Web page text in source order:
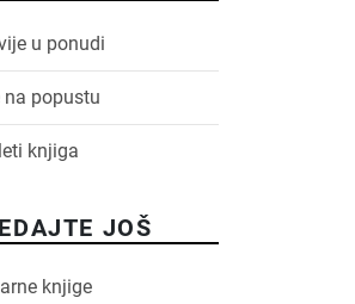
u ponudi
na popustu
knjiga
JOŠ
knjige